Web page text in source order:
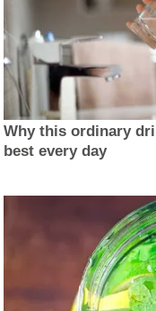
Why this ordinary
best every day